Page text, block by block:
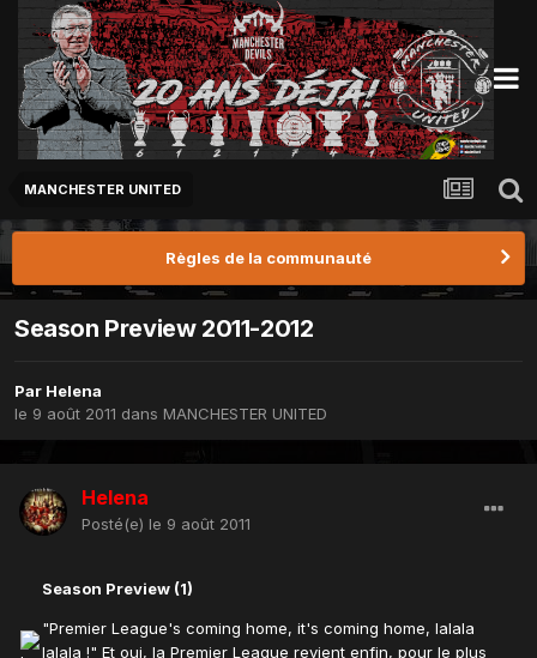
MANCHESTER UNITED
Règles de la communauté
Season Preview 2011-2012
Par Helena
le 9 août 2011 dans MANCHESTER UNITED
Helena
Posté(e) le 9 août 2011
Season Preview (1)
"Premier League's coming home, it's coming home, lalala
lalala !" Et oui, la Premier League revient enfin, pour le plus